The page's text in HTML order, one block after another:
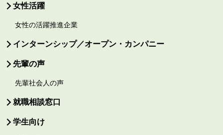
女性活躍
女性の活躍推進企業
インターンシップ／オープン・カンパニー
先輩の声
先輩社会人の声
就職相談窓口
学生向け